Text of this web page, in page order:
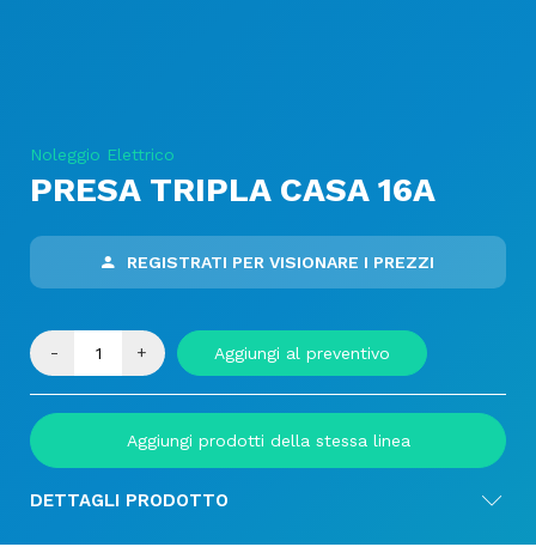
Noleggio Elettrico
PRESA TRIPLA CASA 16A
REGISTRATI PER VISIONARE I PREZZI
- + Aggiungi al preventivo
Aggiungi prodotti della stessa linea
DETTAGLI PRODOTTO